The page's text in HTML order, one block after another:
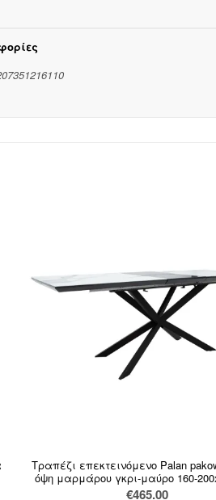
Τραπέζι επεκτεινόμενο Palan
όψη μαρμάρου γκρι-μαύρο 160-
€465.00